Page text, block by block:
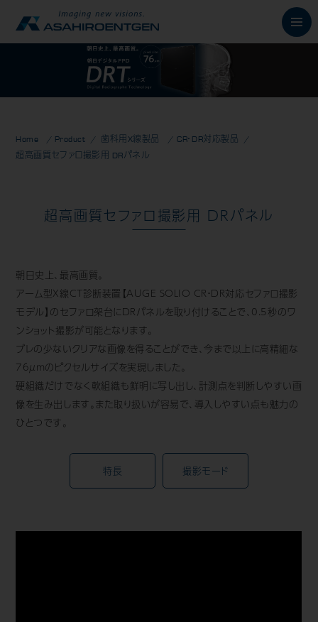
Philosophy 朝日の想い
歯科用X線製品
歯科用口腔内カメラ
歯科用CAD/CAM製品
3D外貌スキャナ製品
耳鼻科用X線製品
営業所・ショールーム
Home Product 歯科用X線製品 /CR・DR対応製品
超高画質セファロ撮影用 DRパネル
超高画質セファロ撮影用 DRパネル
朝日史上、最高画質。
アーム型X線CT診断装置【AUGE SOLIO CR・DR対応セファロ撮影
モデル】のセファロ架台にDRパネルを取り付けることで、0.5秒のワ
ンショット撮影が可能となります。
ブレの少ないクリアな画像を得ることができ、今まで以上に高精細な
76μmのピクセルサイズを実現しました。
硬組織だけでなく軟組織も鮮明に写し出し、計測点を判断しやすい画
像を生み出します。また取り扱いが容易で、導入しやすい点も魅力の
ひとつです。
特長 撮影モード